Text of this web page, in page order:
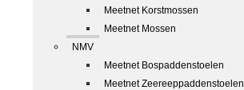
Meetnet Korstmossen
Meetnet Mossen
NMV
Meetnet Bospaddenstoelen
Meetnet Zeereeppaddenstoelen